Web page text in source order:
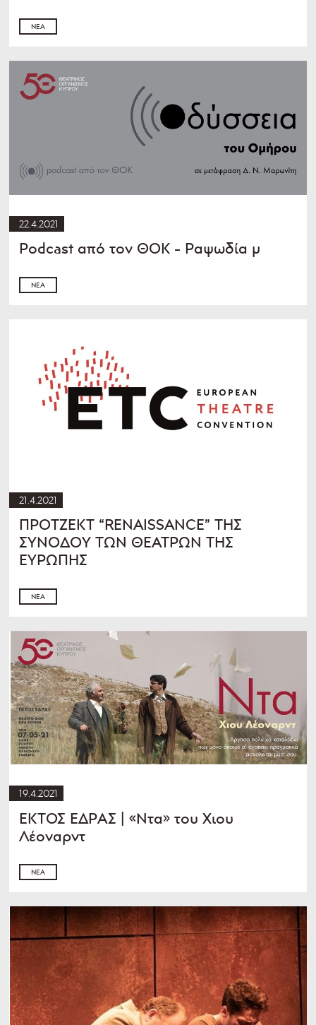
ΝΈΑ
22.4.2021
Podcast από τον ΘOK - Ραψωδία μ
ΝΈΑ
21.4.2021
ΠΡΟΤΖΕΚΤ “RENAISSANCE” ΤΗΣ
ΣΥΝΟΔΟΥ ΤΩΝ ΘΕΑΤΡΩΝ ΤΗΣ
ΕΥΡΩΠΗΣ
ΝΈΑ
19.4.2021
ΕΚΤΟΣ ΕΔΡΑΣ | «Ντα» του Χιου
Λέοναρντ
ΝΈΑ